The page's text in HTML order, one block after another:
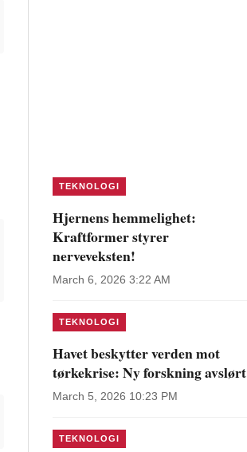
TEKNOLOGI
Hjernens hemmelighet:
Kraftformer styrer
nerveveksten!
March 6, 2026 3:22 AM
TEKNOLOGI
Havet beskytter verden mot
tørkekrise: Ny forskning avslørt
March 5, 2026 10:23 PM
TEKNOLOGI